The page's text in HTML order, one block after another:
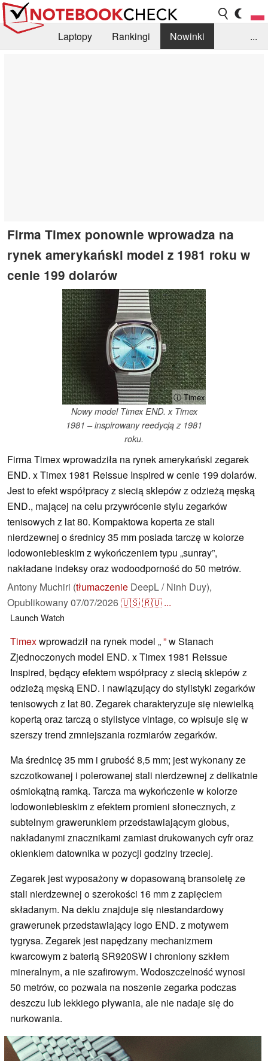
Laptopy Rankingi
Nowinki
...
Firma Timex ponownie wprowadza na
rynek amerykański model z 1981 roku w
cenie 199 dolarów
ⓘ Timex
Nowy model Timex END. x Timex
1981 – inspirowany reedycją z 1981
roku.
Firma Timex wprowadziła na rynek amerykański zegarek
END. x Timex 1981 Reissue Inspired w cenie 199 dolarów.
Jest to efekt współpracy z siecią sklepów z odzieżą męską
END., mającej na celu przywrócenie stylu zegarków
tenisowych z lat 80. Kompaktowa koperta ze stali
nierdzewnej o średnicy 35 mm posiada tarczę w kolorze
lodowoniebieskim z wykończeniem typu „sunray”,
nakładane indeksy oraz wodoodporność do 50 metrów.
Antony Muchiri (tłumaczenie DeepL / Ninh Duy),
Opublikowany07/07/2026🇺🇸🇷🇺 ...
Launch Watch
Timexwprowadził na rynek model „”w Stanach
Zjednoczonych model END. x Timex 1981 Reissue
Inspired, będący efektem współpracy z siecią sklepów z
odzieżą męską END. i nawiązujący do stylistyki zegarków
tenisowych z lat 80. Zegarek charakteryzuje się niewielką
kopertą oraz tarczą o stylistyce vintage, co wpisuje się w
szerszy trend zmniejszania rozmiarów zegarków.
Ma średnicę 35 mm i grubość 8,5 mm; jest wykonany ze
szczotkowanej i polerowanej stali nierdzewnej z delikatnie
ośmiokątną ramką. Tarcza ma wykończenie w kolorze
lodowoniebieskim z efektem promieni słonecznych, z
subtelnym grawerunkiem przedstawiającym globus,
nakładanymi znacznikami zamiast drukowanych cyfr oraz
okienkiem datownika w pozycji godziny trzeciej.
Zegarek jest wyposażony w dopasowaną bransoletę ze
stali nierdzewnej o szerokości 16 mm z zapięciem
składanym. Na deklu znajduje się niestandardowy
grawerunek przedstawiający logo END. z motywem
tygrysa. Zegarek jest napędzany mechanizmem
kwarcowym z baterią SR920SW i chroniony szkłem
mineralnym, a nie szafirowym. Wodoszczelność wynosi
50 metrów, co pozwala na noszenie zegarka podczas
deszczu lub lekkiego pływania, ale nie nadaje się do
nurkowania.